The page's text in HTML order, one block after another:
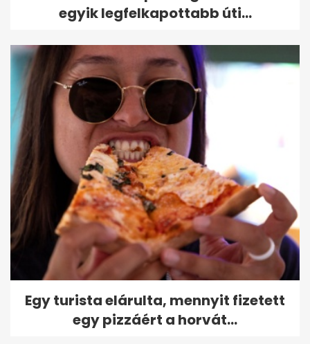
egyik legfelkapottabb úti...
Egy turista elárulta, mennyit fizetett
egy pizzáért a horvát...